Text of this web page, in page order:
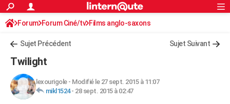
ACTUALITÉS
Politique
Société
Faits Divers
Education
Monde
Villes
+
FINANCE
Retraite
Impôts
Epargne
Immobilier
Risques naturels par ville
Banque
Assurance
Crédit
AUTO
S'inscrire
Connexion
Forum Forum Ciné/tv Films anglo-saxons
Sujet Précédent Sujet Suivant
Twilight
lexourigole- Modifié le 27 sept. 2015 à 11:07
mikl1524- 28 sept. 2015 à 02:47